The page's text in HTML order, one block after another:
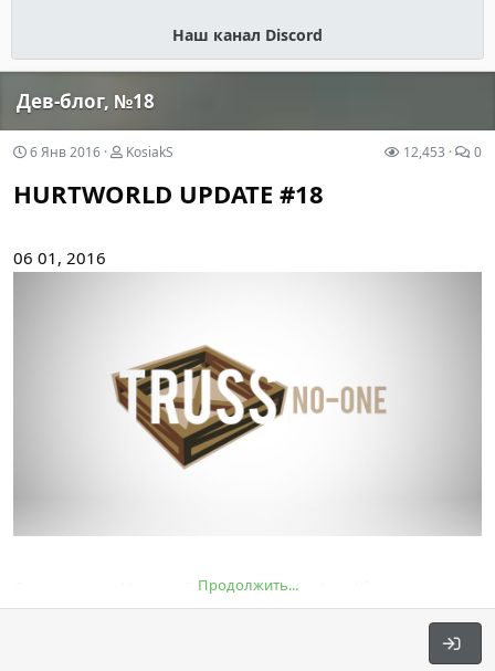
Наш канал Discord
Дев-блог, №18
6 Янв 2016 KosiakS 12,453 0
HURTWORLD UPDATE #18
06 01, 2016
Счастливого Нового Года жители Hurtworld!
Продолжить...